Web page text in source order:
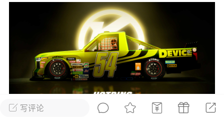
我在商城购买的虚拟产品显示自动发
在那里查看卡密？
发货的商品在那里查看卡密？答：查看
：下单以后在右边消息栏查看卡密，或
像 — 我的订单 — 待评价 — 查看订单，
看卡密详情问：我...
写评论